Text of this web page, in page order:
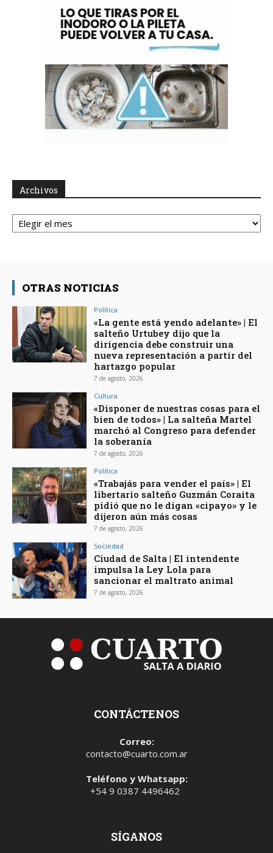
Archivos
Archivos
OTRAS NOTICIAS
Política
«La gente está yendo adelante» | El
salteño Urtubey dijo que la
dirigencia debe construir una
nueva representación a partir del
hartazgo popular
7 de agosto, 2026
Cultura
«Disponer de nuestras cosas para el
bien de todos» | La salteña Martel
marchó al Congreso para defender
la soberanía
7 de agosto, 2026
Política
«Trabajás para vender el país» | El
libertario salteño Guzmán Coraita
pidió que no le digan «cipayo» y le
dijeron aún más cosas
7 de agosto, 2026
Sociedad
Ciudad de Salta | El intendente
impulsa la Ley Lola para
sancionar el maltrato animal
7 de agosto, 2026
CONTÁCTENOS
Correo:
contacto@cuarto.com.ar
Teléfono y Whatsapp:
+54 9 0387 4496462
SÍGANOS